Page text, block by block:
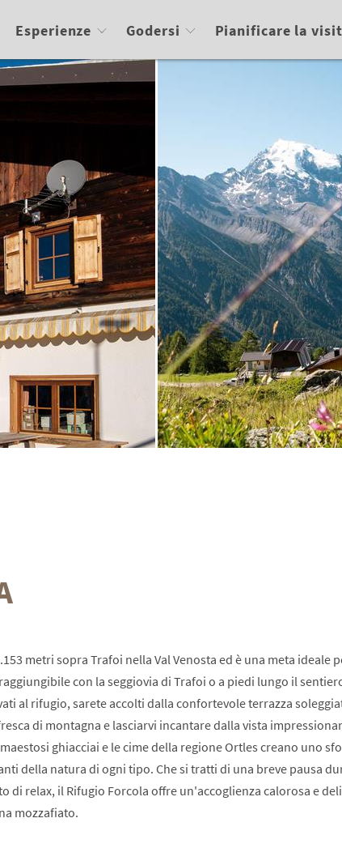
Esperienze Godersi Pianificare la
metri sopra Trafoi nella Val Venosta ed è una meta ideale
con la seggiovia di Trafoi o a piedi lungo il
al rifugio, sarete accolti dalla confortevole terrazza
di montagna e lasciarvi incantare dalla vista
ghiacciai e le cime della regione Ortles creano uno
della natura di ogni tipo. Che si tratti di una breve pausa
di relax, il Rifugio Forcola offre un'accoglienza calorosa e
mozzafiato.